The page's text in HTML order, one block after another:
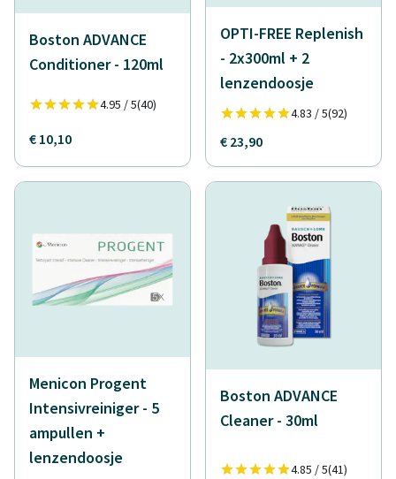
Boston ADVANCE
Conditioner - 120ml
4.95 / 5(40)
€ 10,10
OPTI-FREE Replenish
- 2x300ml + 2
lenzendoosje
4.83 / 5(92)
€ 23,90
Menicon Progent
Intensivreiniger - 5
ampullen +
lenzendoosje
Boston ADVANCE
Cleaner - 30ml
4.85 / 5(41)